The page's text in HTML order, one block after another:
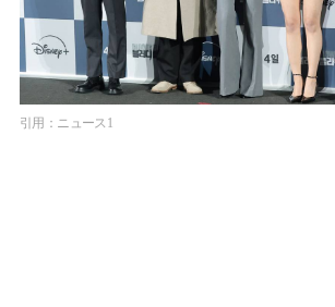
引用：ニュース1